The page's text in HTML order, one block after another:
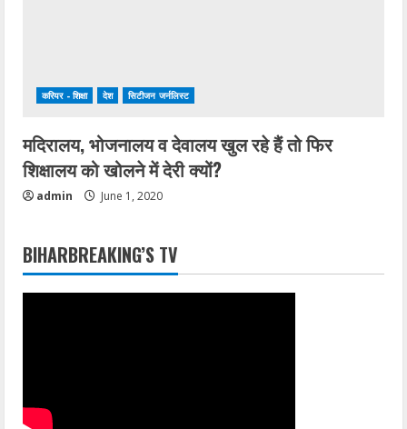
करियर - शिक्षा देश सिटीजन जर्नलिस्ट
मदिरालय, भोजनालय व देवालय खुल रहे हैं तो फिर
शिक्षालय को खोलने में देरी क्यों?
admin June 1, 2020
BIHARBREAKING’S TV